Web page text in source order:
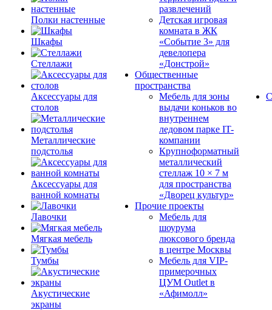
Полки настенные
Шкафы
Стеллажи
Аксессуары для
столов
Металлические
подстолья
Аксессуары для
ванной комнаты
Лавочки
Мягкая мебель
Тумбы
Акустические
экраны
развлечений
Детская игровая
комната в ЖК
«Событие 3» для
девелопера
«Донстрой»
Общественные
пространства
Мебель для зоны
выдачи коньков во
внутреннем
ледовом парке IT-
компании
Крупноформатный
металлический
стеллаж 10 × 7 м
для пространства
«Дворец культур»
Прочие проекты
Мебель для
шоурума
люксового бренда
в центре Москвы
Мебель для VIP-
примерочных
ЦУМ Outlet в
«Афимолл»